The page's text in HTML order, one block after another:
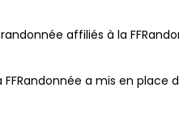
affiliés à la
a mis en place